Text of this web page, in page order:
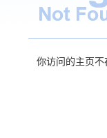
你访问的主页